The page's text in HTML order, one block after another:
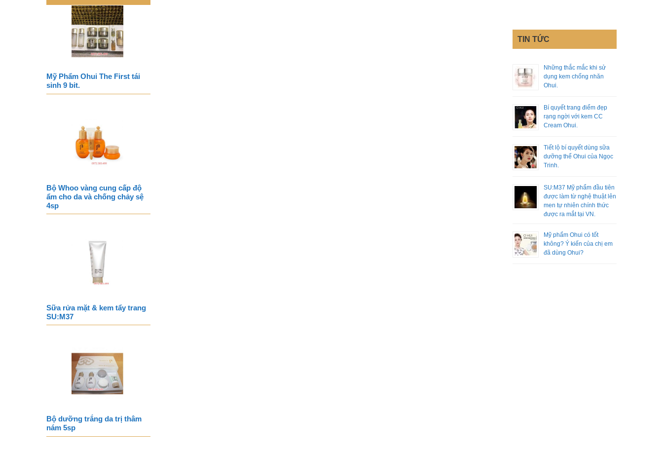
Mỹ Phẩm Ohui The First tái
sinh 9 bit.
Bộ Whoo vàng cung cấp độ
ẩm cho da và chống chảy sệ
4sp
Sữa rửa mặt & kem tẩy trang
SU:M37
Bộ dưỡng trắng da trị thâm
nám 5sp
TIN TỨC
Những thắc mắc khi sử
dụng kem chống nhăn
Ohui.
Bí quyết trang điểm đẹp
rạng ngời với kem CC
Cream Ohui.
Tiết lộ bí quyết dùng sữa
dưỡng thể Ohui của Ngọc
Trinh.
SU:M37 Mỹ phẩm đầu tiên
được làm từ nghệ thuật lên
men tự nhiên chính thức
được ra mắt tại VN.
Mỹ phẩm Ohui có tốt
không? Ý kiến của chị em
đã dùng Ohui?